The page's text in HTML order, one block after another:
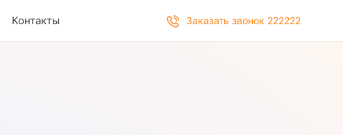
Контакты Заказать звонок 222222